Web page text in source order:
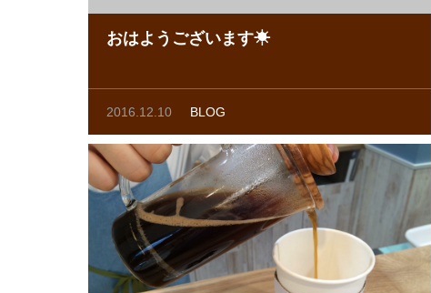
おはようございます☀
2016.12.10 BLOG